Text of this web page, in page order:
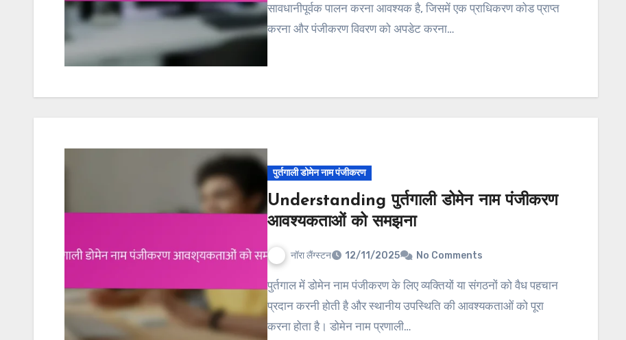
सावधानीपूर्वक पालन करना आवश्यक है, जिसमें एक प्राधिकरण कोड प्राप्त
करना और पंजीकरण विवरण को अपडेट करना…
पुर्तगाली डोमेन नाम पंजीकरण
Understanding पुर्तगाली डोमेन नाम पंजीकरण
आवश्यकताओं को समझना
नॉरा लैंग्स्टन 12/11/2025 No Comments
पुर्तगाल में डोमेन नाम पंजीकरण के लिए व्यक्तियों या संगठनों को वैध पहचान
प्रदान करनी होती है और स्थानीय उपस्थिति की आवश्यकताओं को पूरा
करना होता है। डोमेन नाम प्रणाली…